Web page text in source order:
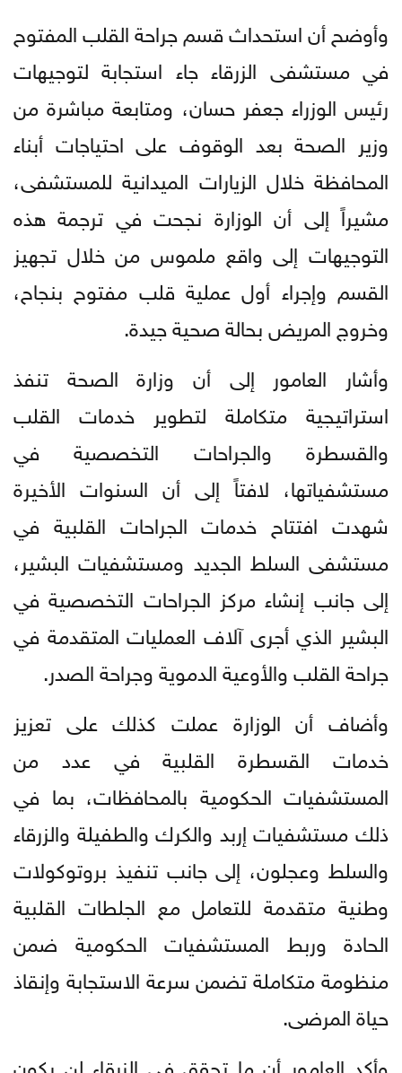
وأوضح أن استحداث قسم جراحة القلب المفتوح
في مستشفى الزرقاء جاء استجابة لتوجيهات
رئيس الوزراء جعفر حسان، ومتابعة مباشرة من
وزير الصحة بعد الوقوف على احتياجات أبناء
المحافظة خلال الزيارات الميدانية للمستشفى،
مشيراً إلى أن الوزارة نجحت في ترجمة هذه
التوجيهات إلى واقع ملموس من خلال تجهيز
القسم وإجراء أول عملية قلب مفتوح بنجاح،
وخروج المريض بحالة صحية جيدة.
وأشار العامور إلى أن وزارة الصحة تنفذ
استراتيجية متكاملة لتطوير خدمات القلب
والقسطرة والجراحات التخصصية في
مستشفياتها، لافتاً إلى أن السنوات الأخيرة
شهدت افتتاح خدمات الجراحات القلبية في
مستشفى السلط الجديد ومستشفيات البشير،
إلى جانب إنشاء مركز الجراحات التخصصية في
البشير الذي أجرى آلاف العمليات المتقدمة في
جراحة القلب والأوعية الدموية وجراحة الصدر.
وأضاف أن الوزارة عملت كذلك على تعزيز
خدمات القسطرة القلبية في عدد من
المستشفيات الحكومية بالمحافظات، بما في
ذلك مستشفيات إربد والكرك والطفيلة والزرقاء
والسلط وعجلون، إلى جانب تنفيذ بروتوكولات
وطنية متقدمة للتعامل مع الجلطات القلبية
الحادة وربط المستشفيات الحكومية ضمن
منظومة متكاملة تضمن سرعة الاستجابة وإنقاذ
حياة المرضى.
وأكد العامور أن ما تحقق في الزرقاء لن يكون